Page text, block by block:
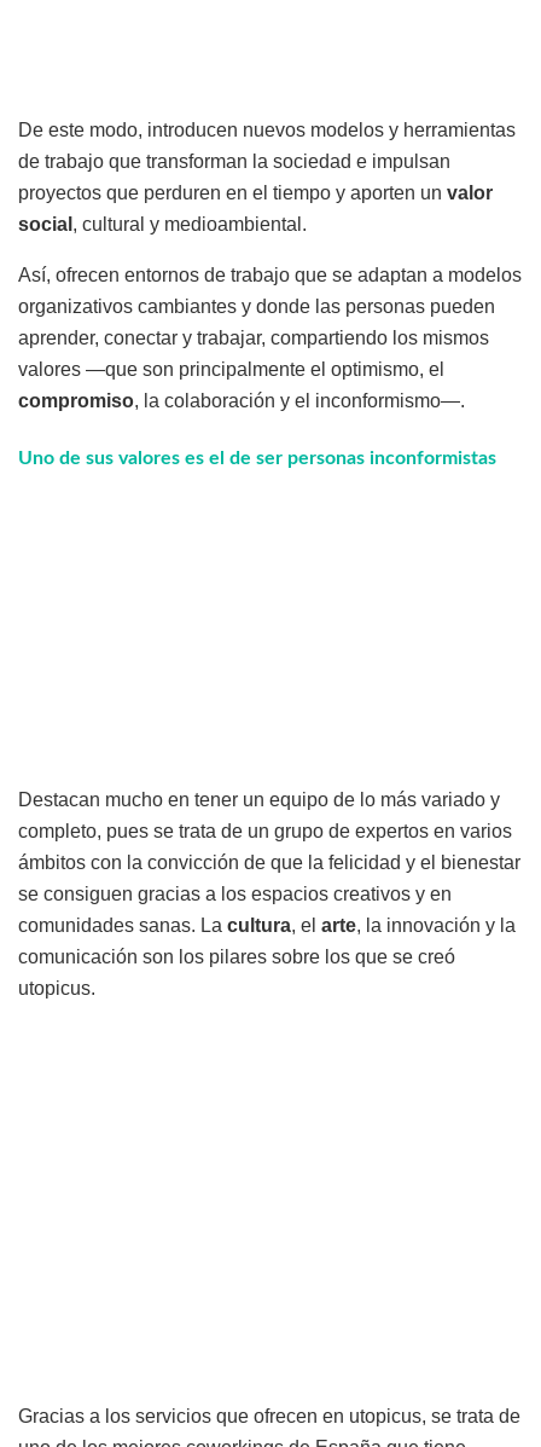
De este modo, introducen nuevos modelos y herramientas
de trabajo que transforman la sociedad e impulsan
proyectos que perduren en el tiempo y aporten un valor
social , cultural y medioambiental.
Así, ofrecen entornos de trabajo que se adaptan a modelos
organizativos cambiantes y donde las personas pueden
aprender, conectar y trabajar, compartiendo los mismos
valores —que son principalmente el optimismo, el
compromiso, la colaboración y el inconformismo—.
Uno de sus valores es el de ser personas inconformistas
Destacan mucho en tener un equipo de lo más variado y
completo, pues se trata de un grupo de expertos en varios
ámbitos con la convicción de que la felicidad y el bienestar
se consiguen gracias a los espacios creativos y en
comunidades sanas. La cultura, el arte, la innovación y la
comunicación son los pilares sobre los que se creó
utopicus.
Gracias a los servicios que ofrecen en utopicus, se trata de